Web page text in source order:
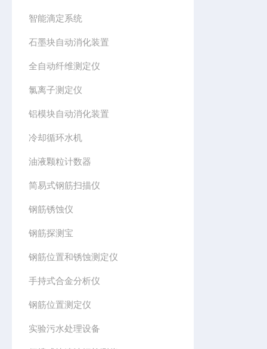
智能滴定系统
石墨块自动消化装置
全自动纤维测定仪
氯离子测定仪
铝模块自动消化装置
冷却循环水机
油液颗粒计数器
简易式钢筋扫描仪
钢筋锈蚀仪
钢筋探测宝
钢筋位置和锈蚀测定仪
手持式合金分析仪
钢筋位置测定仪
实验污水处理设备